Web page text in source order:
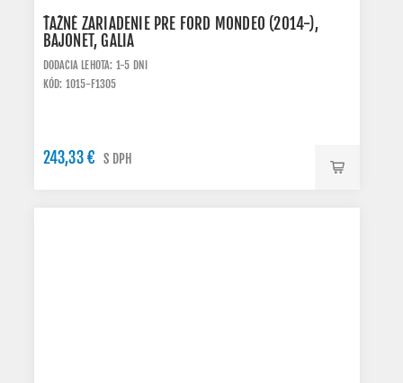
ŤAŽNÉ ZARIADENIE PRE FORD MONDEO (2014-),
BAJONET, GALIA
DODACIA LEHOTA: 1-5 DNI
KÓD: 1015-F1305
243,33 € S DPH